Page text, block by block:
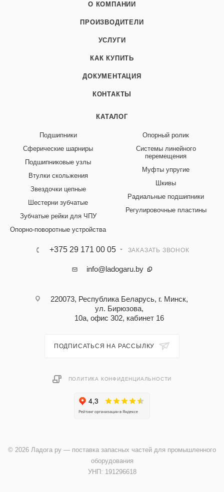
О КОМПАНИИ
ПРОИЗВОДИТЕЛИ
УСЛУГИ
КАК КУПИТЬ
ДОКУМЕНТАЦИЯ
КОНТАКТЫ
КАТАЛОГ
Подшипники
Сферические шарниры
Подшипниковые узлы
Втулки скольжения
Звездочки цепные
Шестерни зубчатые
Зубчатые рейки для ЧПУ
Опорно-поворотные устройства
Опорный ролик
Системы линейного
перемещения
Муфты упругие
Шкивы
Радиальные подшипники
Регулировочные пластины
+375 29 171 00 05 ЗАКАЗАТЬ ЗВОНОК
info@ladogaru.by
220073, Республика Беларусь, г. Минск,
ул. Бирюзова,
10а, офис 302, кабинет 16
ПОДПИСАТЬСЯ НА РАССЫЛКУ
ПОЛИТИКА КОНФИДЕНЦИАЛЬНОСТИ
© 2026 Ладога ру — поставка запасных частей для промышленного
оборудования
УНП: 191296618